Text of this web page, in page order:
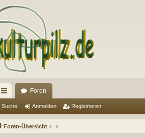
ch
ne
Foren
Suche Anmelden Registrieren
Foren-Übersicht